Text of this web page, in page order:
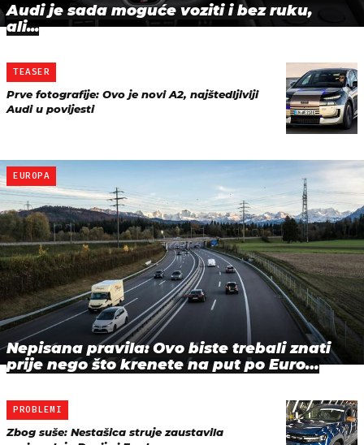
Audi je sada moguće voziti i bez ruku,
ali...
TEASER
Prve fotografije: Ovo je novi A2, najštedljiviji
Audi u povijesti
EUROPA
Nepisana pravila: Ovo biste trebali znati
prije nego što krenete na put po Euro…
PROBLEMI
Zbog suše: Nestašica struje zaustavila